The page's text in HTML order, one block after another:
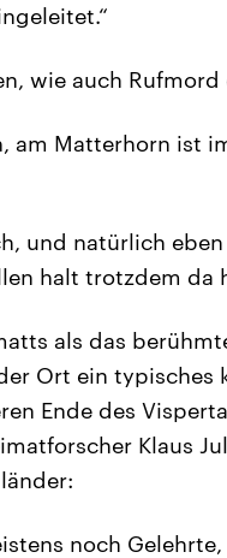
wie auch Rufmord
am Matterhorn ist
und natürlich
halt trotzdem da
als das
Ort ein
Ende des
Klaus
noch